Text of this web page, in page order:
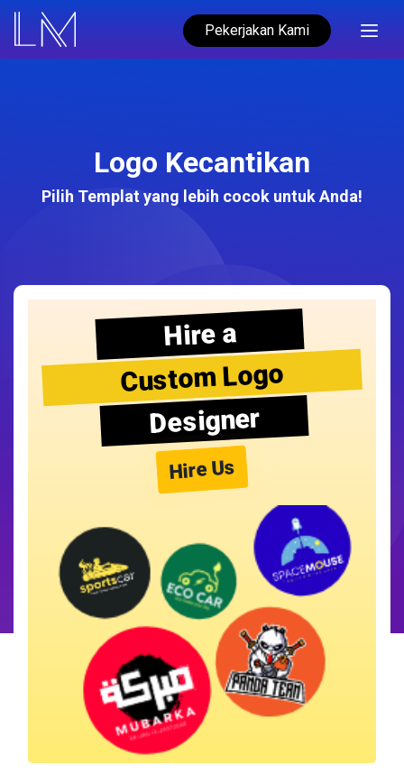
Pekerjakan Kami
Logo Kecantikan
Pilih Templat yang lebih cocok untuk Anda!
Hire a
Custom Logo
Designer
Hire Us